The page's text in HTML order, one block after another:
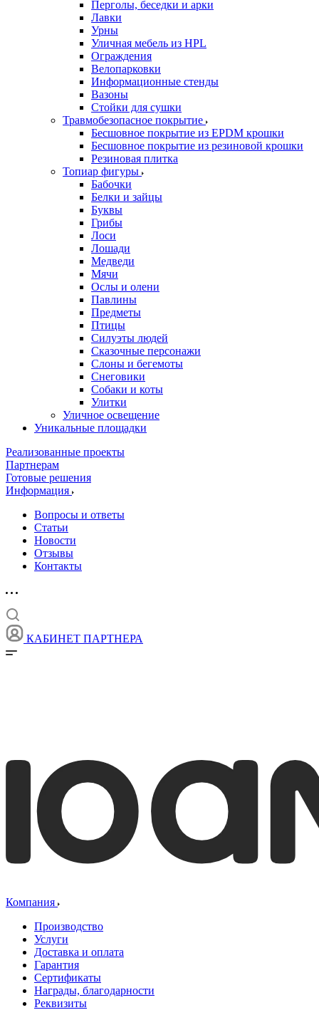
Перголы, беседки и арки
Лавки
Урны
Уличная мебель из HPL
Ограждения
Велопарковки
Информационные стенды
Вазоны
Стойки для сушки
Травмобезопасное покрытие
Бесшовное покрытие из EPDM крошки
Бесшовное покрытие из резиновой крошки
Резиновая плитка
Топиар фигуры
Бабочки
Белки и зайцы
Буквы
Грибы
Лоси
Лошади
Медведи
Мячи
Ослы и олени
Павлины
Предметы
Птицы
Силуэты людей
Сказочные персонажи
Слоны и бегемоты
Снеговики
Собаки и коты
Улитки
Уличное освещение
Уникальные площадки
Реализованные проекты
Партнерам
Готовые решения
Информация
Вопросы и ответы
Статьи
Новости
Отзывы
Контакты
КАБИНЕТ ПАРТНЕРА
Компания
Производство
Услуги
Доставка и оплата
Гарантия
Сертификаты
Награды, благодарности
Реквизиты